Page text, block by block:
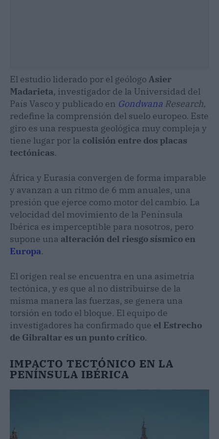
El estudio liderado por el geólogo Asier
Madarieta, investigador de la Universidad del
País Vasco y publicado en Gondwana Research,
redefine la comprensión del suelo europeo. Este
giro es una respuesta geológica muy compleja y
tiene lugar por la colisión entre dos placas
tectónicas.
África y Eurasia convergen de forma imparable
y avanzan a un ritmo de 6 mm anuales, una
presión que ejerce como motor del cambio. La
velocidad del movimiento de la Península
Ibérica es imperceptible para nosotros, pero
supone una alteración del riesgo sísmico en
Europa.
El origen real se encuentra en una asimetría
tectónica, y es que al no distribuirse de la
misma manera las fuerzas, se genera una
torsión en todo el bloque. El equipo de
investigadores ha confirmado que el Estrecho
de Gibraltar es un punto crítico.
IMPACTO TECTÓNICO EN LA
PENÍNSULA IBÉRICA